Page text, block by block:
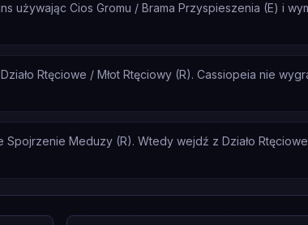
używając Cios Gromu / Brama Przyspieszenia (E) i
Rtęciowe / Młot Rtęciowy (R). Cassiopeia nie
Meduzy (R). Wtedy wejdź z Działo